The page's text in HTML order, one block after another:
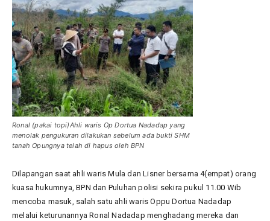
Ronal (pakai topi)Ahli waris Op Dortua Nadadap yang
menolak pengukuran dilakukan sebelum ada bukti SHM
tanah Opungnya telah di hapus oleh BPN
Dilapangan saat ahli waris Mula dan Lisner bersama 4(empat) orang
kuasa hukumnya, BPN dan Puluhan polisi sekira pukul 11.00 Wib
mencoba masuk, salah satu ahli waris Oppu Dortua Nadadap
melalui keturunannya Ronal Nadadap menghadang mereka dan